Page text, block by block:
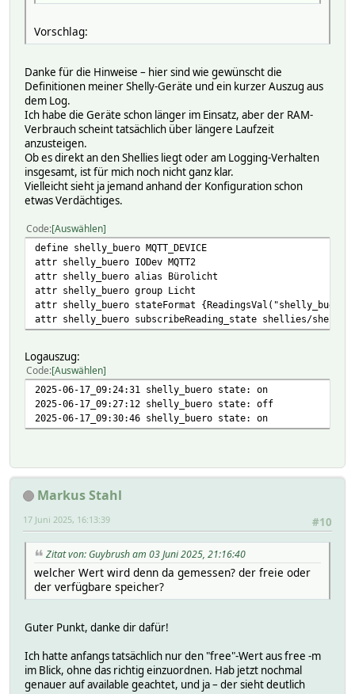
Vorschlag:
Danke für die Hinweise – hier sind wie gewünscht die
Definitionen meiner Shelly-Geräte und ein kurzer Auszug aus
dem Log.
Ich habe die Geräte schon länger im Einsatz, aber der RAM-
Verbrauch scheint tatsächlich über längere Laufzeit
anzusteigen.
Ob es direkt an den Shellies liegt oder am Logging-Verhalten
insgesamt, ist für mich noch nicht ganz klar.
Vielleicht sieht ja jemand anhand der Konfiguration schon
etwas Verdächtiges.
Code Auswählen
define shelly_buero MQTT_DEVICE
attr shelly_buero IODev MQTT2
attr shelly_buero alias Bürolicht
attr shelly_buero group Licht
attr shelly_buero stateFormat
attr shelly_buero subscribeReading_state shellies/
Logauszug:
Code Auswählen
2025-06-17_09:24:31 shelly_buero state: on
2025-06-17_09:27:12 shelly_buero state: off
2025-06-17_09:30:46 shelly_buero state: on
Markus Stahl
#10
17 Juni 2025, 16:13:39
Zitat von: Guybrush am 03 Juni 2025, 21:16:40
welcher Wert wird denn da gemessen? der freie oder
der verfügbare speicher?
Guter Punkt, danke dir dafür!
Ich hatte anfangs tatsächlich nur den "free"-Wert aus free -m
im Blick, ohne das richtig einzuordnen. Hab jetzt nochmal
genauer auf available geachtet, und ja – der sieht deutlich